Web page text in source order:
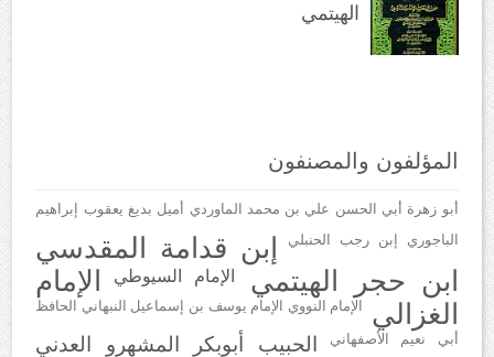
الهيتمي
المؤلفون والمصنفون
أبو زهرة أبي الحسن علي بن محمد الماوردي أميل بديغ يعقوب
إبراهيم
الباجوري
إبن رجب الحنبلي
إبن قدامة المقدسي
ابن حجر الهيتمي
الإمام السيوطي
الإمام
الغزالي
الإمام النووي الإمام يوسف بن إسماعيل النبهاني الحافظ
أبي نعيم الأصفهاني
الحبيب أبوبكر المشهرو العدني